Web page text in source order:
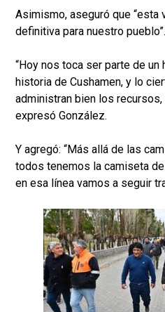
Asimismo, aseguró que “esta
definitiva para nuestro pueblo”.
“Hoy nos toca ser parte de un
historia de Cushamen, y lo
administran bien los
expresó González.
Y agregó: “Más allá de las
todos tenemos la camiseta
en esa línea vamos a seguir